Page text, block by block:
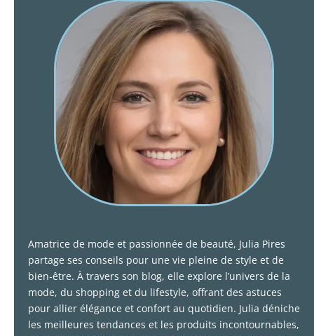
Amatrice de mode et passionnée de beauté, Julia Pires
partage ses conseils pour une vie pleine de style et de
bien-être. À travers son blog, elle explore l’univers de la
mode, du shopping et du lifestyle, offrant des astuces
pour allier élégance et confort au quotidien. Julia déniche
les meilleures tendances et les produits incontournables,